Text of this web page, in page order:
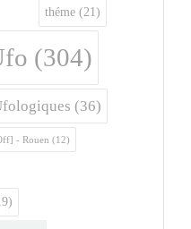
théme (21)
(304)
(36)
- Rouen (12)